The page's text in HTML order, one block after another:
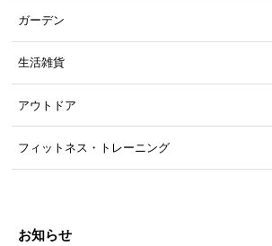
ガーデン
生活雑貨
アウトドア
フィットネス・トレーニング
お知らせ